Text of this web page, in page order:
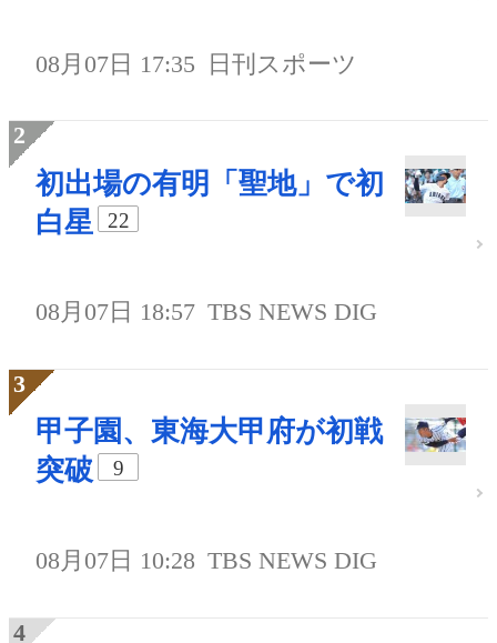
08月07日 17:35 日刊スポーツ
初出場の有明「聖地」で初
白星
22
08月07日 18:57 TBS NEWS DIG
甲子園、東海大甲府が初戦
突破
9
08月07日 10:28 TBS NEWS DIG